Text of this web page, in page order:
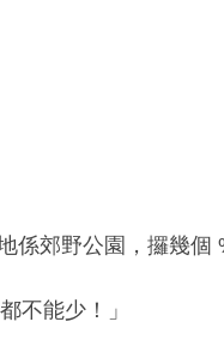
郊野公園，攞幾個
不能少！」